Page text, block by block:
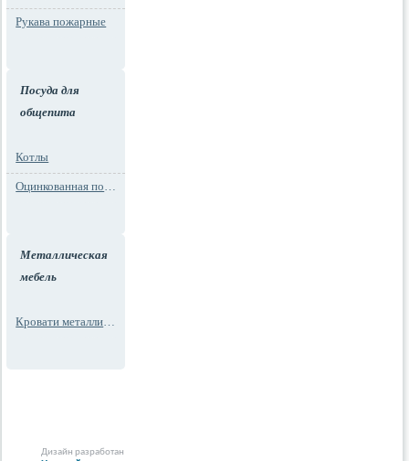
Рукава пожарные
Посуда для
общепита
Котлы
Оцинкованная посуда
Металлическая
мебель
Кровати металлические
Дизайн разработан